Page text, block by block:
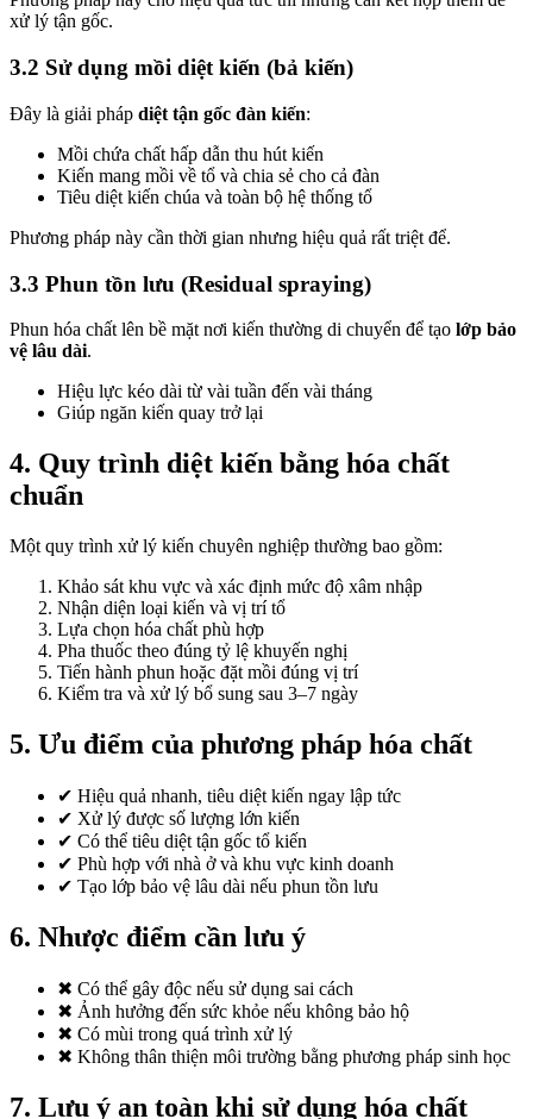
xử lý tận gốc.
3.2 Sử dụng mồi diệt kiến (bả kiến)
Đây là giải pháp diệt tận gốc đàn kiến:
Mồi chứa chất hấp dẫn thu hút kiến
Kiến mang mồi về tổ và chia sẻ cho cả đàn
Tiêu diệt kiến chúa và toàn bộ hệ thống tổ
Phương pháp này cần thời gian nhưng hiệu quả rất triệt để.
3.3 Phun tồn lưu (Residual spraying)
Phun hóa chất lên bề mặt nơi kiến thường di chuyển để tạo lớp bảo
vệ lâu dài.
Hiệu lực kéo dài từ vài tuần đến vài tháng
Giúp ngăn kiến quay trở lại
4. Quy trình diệt kiến bằng hóa chất
chuẩn
Một quy trình xử lý kiến chuyên nghiệp thường bao gồm:
Khảo sát khu vực và xác định mức độ xâm nhập
Nhận diện loại kiến và vị trí tổ
Lựa chọn hóa chất phù hợp
Pha thuốc theo đúng tỷ lệ khuyến nghị
Tiến hành phun hoặc đặt mồi đúng vị trí
Kiểm tra và xử lý bổ sung sau 3–7 ngày
5. Ưu điểm của phương pháp hóa chất
✔ Hiệu quả nhanh, tiêu diệt kiến ngay lập tức
✔ Xử lý được số lượng lớn kiến
✔ Có thể tiêu diệt tận gốc tổ kiến
✔ Phù hợp với nhà ở và khu vực kinh doanh
✔ Tạo lớp bảo vệ lâu dài nếu phun tồn lưu
6. Nhược điểm cần lưu ý
✖ Có thể gây độc nếu sử dụng sai cách
✖ Ảnh hưởng đến sức khỏe nếu không bảo hộ
✖ Có mùi trong quá trình xử lý
✖ Không thân thiện môi trường bằng phương pháp sinh học
7. Lưu ý an toàn khi sử dụng hóa chất